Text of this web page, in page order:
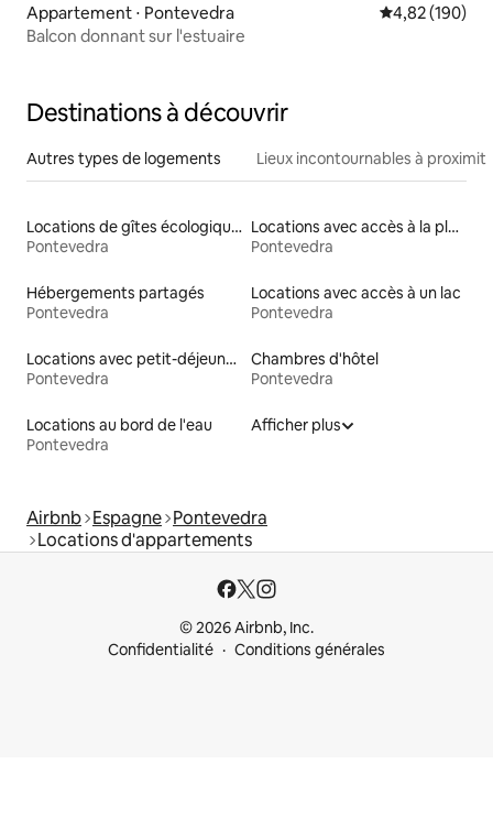
Appartement ⋅ Pontevedra Évaluation
4,82 (190)
Balcon donnant sur l'estuaire
Destinations à découvrir
Autres types de logements Lieux incontournables à
Locations de gîtes écologiques
Pontevedra
Locations avec accès à la plage
Pontevedra
Hébergements partagés
Pontevedra
Locations avec accès à un lac
Pontevedra
Locations avec petit-déjeuner
Pontevedra
Chambres d'hôtel
Pontevedra
Locations au bord de l'eau
Pontevedra
Afficher plus
Airbnb Espagne Pontevedra
Locations d'appartements
© 2026 Airbnb, Inc.
Confidentialité
Conditions générales